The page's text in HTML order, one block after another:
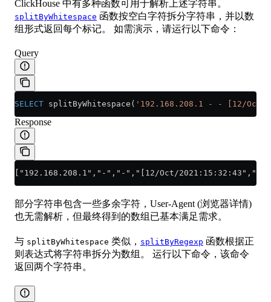
ClickHouse 中有多种函数可用于解析上述字符串。
splitByWhitespace 函数按空白字符拆分字符串，并以数
组形式返回每个标记。 如需演示，请运行以下命令：
Query
SELECT splitByWhitespace( '192.168.208.1 - - [12/Oct/
Response
["192.168.208.1","-","-","[12/Oct/
部分字符串包含一些多余字符，User-Agent (浏览器详情)
也无需解析，但最终得到的数组已基本满足需求。
与 splitByWhitespace 类似， splitByRegexp 函数根据正
则表达式将字符串拆分为数组。 运行以下命令，该命令
返回两个字符串。